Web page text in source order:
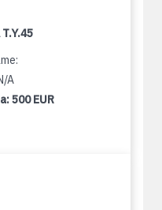
A
500 EUR